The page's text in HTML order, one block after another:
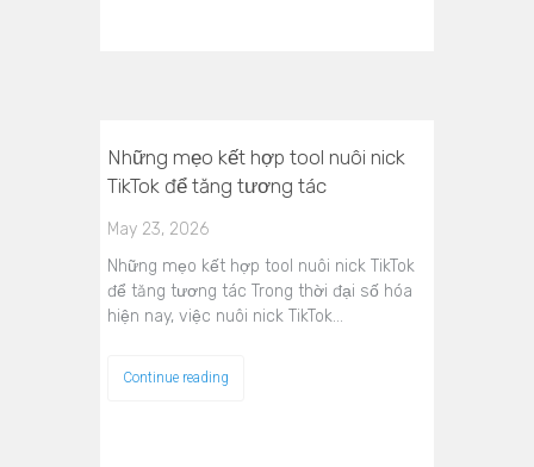
Những mẹo kết hợp tool nuôi nick
TikTok để tăng tương tác
May 23, 2026
Những mẹo kết hợp tool nuôi nick TikTok
để tăng tương tác Trong thời đại số hóa
hiện nay, việc nuôi nick TikTok…
Continue reading